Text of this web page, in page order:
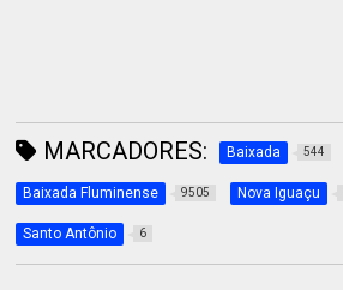
MARCADORES: Baixada 544
Baixada Fluminense 9505 Nova Iguaçu
Santo Antônio 6